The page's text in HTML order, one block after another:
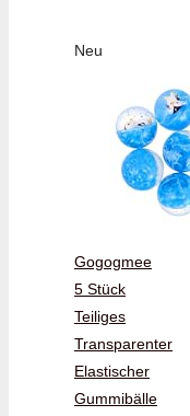
Neu
Gogogmee
5 Stück
Teiliges
Transparenter
Elastischer
Gummibälle